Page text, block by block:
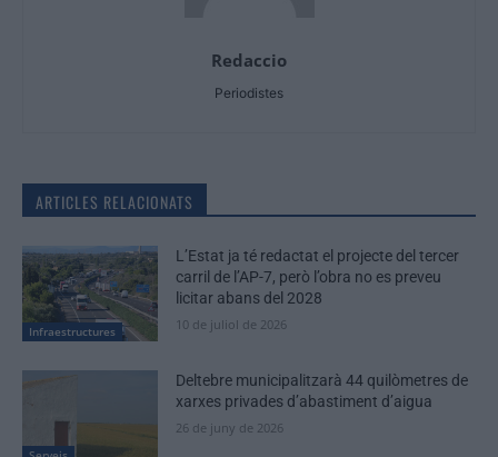
Redaccio
Periodistes
ARTICLES RELACIONATS
Infraestructures
L’Estat ja té redactat el projecte del tercer
carril de l’AP-7, però l’obra no es preveu
licitar abans del 2028
10 de juliol de 2026
Deltebre municipalitzarà 44 quilòmetres de
xarxes privades d’abastiment d’aigua
26 de juny de 2026